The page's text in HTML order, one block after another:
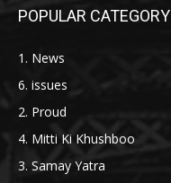
POPULAR CATEGORY
1. News
6. issues
2. Proud
4. Mitti Ki Khushboo
3. Samay Yatra